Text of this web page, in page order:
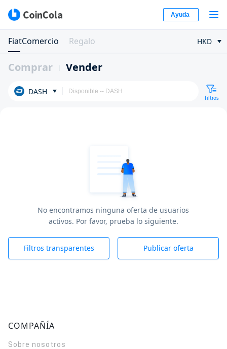
Ayuda
FiatComercio Regalo HKD
Comprar Vender
DASH
Filtros
No encontramos ninguna oferta de usuarios
activos. Por favor, prueba lo siguiente.
Filtros transparentes Publicar oferta
COMPAÑÍA
Sobre nosotros